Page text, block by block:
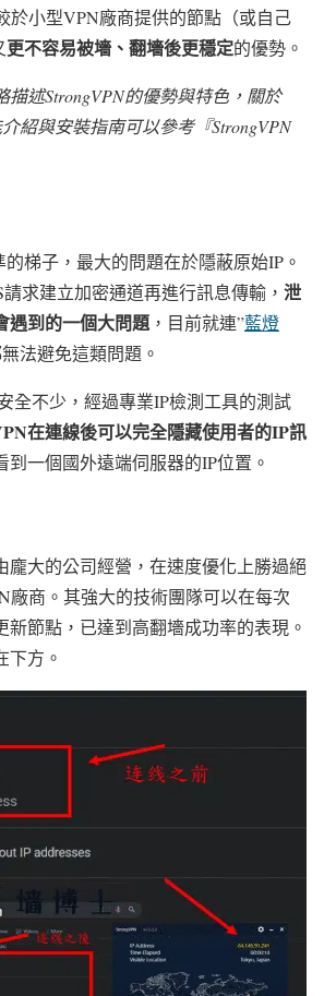
於小型VPN廠商提供的節點（或自己
更不容易被墻、翻墻後更穩定的優勢。
描述StrongVPN的優勢與特色，關於
紹與安裝指南可以參考『StrongVPN
的梯子，最大的問題在於隱蔽原始IP。
求建立加密通道再進行訊息傳輸， 泄
遇到的一個大問題 ，目前就連”藍燈
法避免這類問題。
全不少，經過專業IP檢測工具的測試
在連線後可以完全隱藏使用者的IP訊
到一個國外遠端伺服器的IP位置。
龐大的公司經營，在速度優化上勝過絕
廠商。其強大的技術團隊可以在每次
新節點，已達到高翻墻成功率的表現。
下方。